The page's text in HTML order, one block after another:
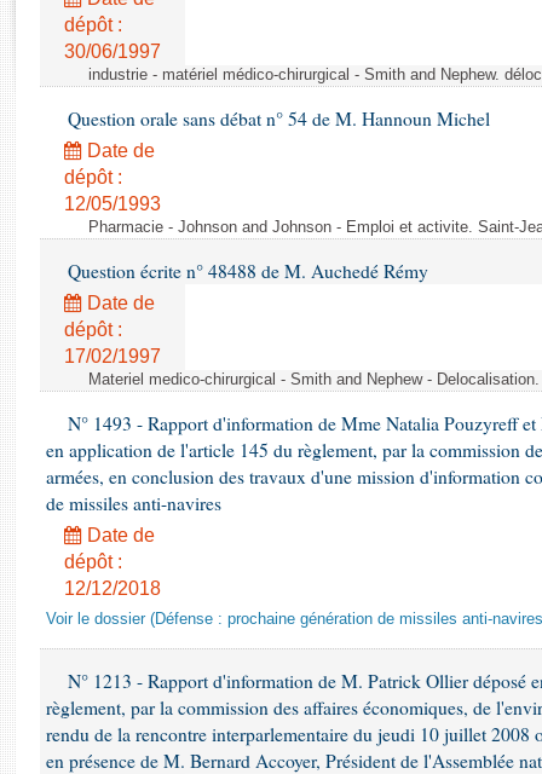
Rapports d'enquête
Rapports législatifs
Dossiers législatifs
Budget et sécurité sociale
Questions écrites et orales
dépôt :
30/06/1997
industrie - matériel médico-chirurgical - Smith and Nephew.
Question orale sans débat n° 54 de M. Hannoun Michel
Date de
dépôt :
12/05/1993
Pharmacie - Johnson and Johnson - Emploi et activite. Saint-
Question écrite n° 48488 de M. Auchedé Rémy
Date de
dépôt :
17/02/1997
Materiel medico-chirurgical - Smith and Nephew -
N° 1493 - Rapport d'information de Mme Natalia Pouzyreff
en application de l'article 145 du règlement, par la commission
armées, en conclusion des travaux d'une mission d'information
de missiles anti-navires
Date de
dépôt :
12/12/2018
Voir le dossier (Défense : prochaine génération de missiles anti-
N° 1213 - Rapport d'information de M. Patrick Ollier déposé
règlement, par la commission des affaires économiques, de
rendu de la rencontre interparlementaire du jeudi 10 juillet 2008
en présence de M. Bernard Accoyer, Président de l'Assemblée